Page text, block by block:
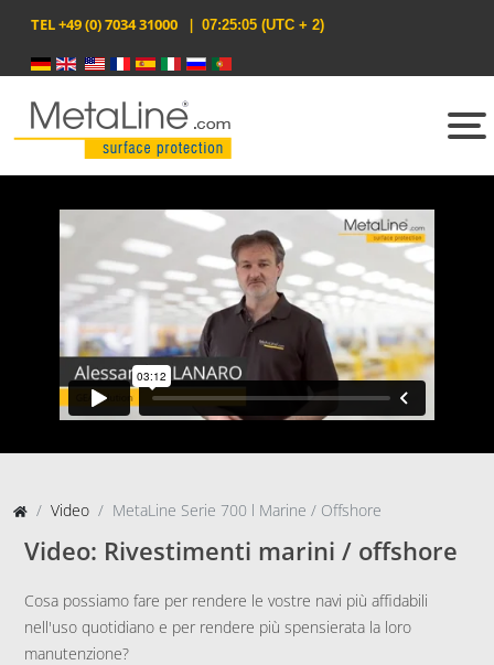
TEL+49 (0) 7034 31000 | 07:25:05 (UTC + 2)
Video MetaLine Serie 700 l Marine / Offshore
Video: Rivestimenti marini / offshore
Cosa possiamo fare per rendere le vostre navi più affidabili
nell'uso quotidiano e per rendere più spensierata la loro
manutenzione?